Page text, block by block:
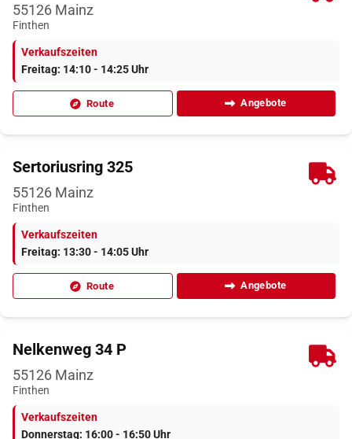
55126 Mainz
Finthen
Verkaufszeiten
Freitag: 14:10 - 14:25 Uhr
Route Angebote
Sertoriusring 325
55126 Mainz
Finthen
Verkaufszeiten
Freitag: 13:30 - 14:05 Uhr
Route Angebote
Nelkenweg 34 P
55126 Mainz
Finthen
Verkaufszeiten
Donnerstag: 16:00 - 16:50 Uhr